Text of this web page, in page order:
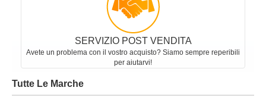
SERVIZIO POST VENDITA
Avete un problema con il vostro acquisto? Siamo sempre reperibili
per aiutarvi!
Tutte Le Marche